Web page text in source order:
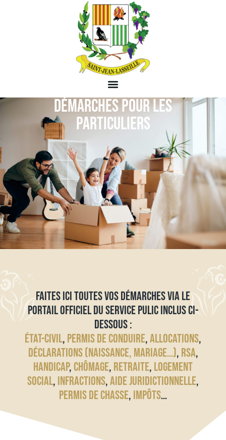
DÉMARCHES POUR LES
PARTICULIERS
FAITES ICI TOUTES VOS DÉMARCHES VIA LE
PORTAIL OFFICIEL DU SERVICE PULIC INCLUS CI-
DESSOUS :
ÉTAT-CIVIL, PERMIS DE CONDUIRE,ALLOCATIONS,
DÉCLARATIONS (NAISSANCE, MARIAGE…), RSA,
HANDICAP, CHÔMAGE, RETRAITE, LOGEMENT
SOCIAL, INFRACTIONS,AIDE JURIDICTIONNELLE,
PERMIS DE CHASSE, IMPÔTS…